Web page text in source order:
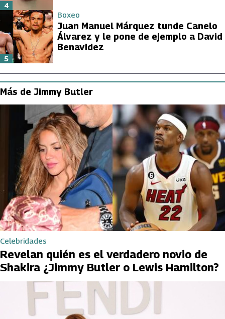
4
Boxeo
Juan Manuel Márquez tunde Canelo
Álvarez y le pone de ejemplo a David
Benavidez
5
Más de Jimmy Butler
Celebridades
Revelan quién es el verdadero novio de
Shakira ¿Jimmy Butler o Lewis Hamilton?